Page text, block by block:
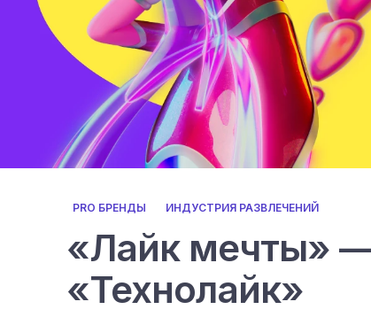
PRO БРЕНДЫ ИНДУСТРИЯ РАЗВЛЕЧЕНИЙ
«Лайк мечты»
«Технолайк»